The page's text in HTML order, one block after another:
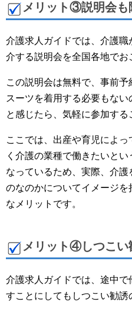
メリット③説明会も
介護求人ガイドでは、介護
介する説明会を全国各地でお
この説明会は無料で、事前予
スーツを着用する必要もな
と感じたら、気軽に参加する
ここでは、出産や育児によ
く介護の業種で働きたいと
なっているため、実際、介
のなのかについてイメージ
なメリットです。
メリット④しつこい
介護求人ガイドでは、途中
すことにしてもしつこい勧誘